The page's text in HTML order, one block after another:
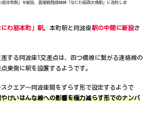
筋本町駅」を新設、長堀鶴見緑地線「なにわ筋西大橋駅」に改称しま
わ筋本町」駅。本町駅と阿波座駅の中間に新設さ
する阿波座1交差点は、四つ橋線に繋がる連絡線の
東側に駅を設置するようです。
クエア～阿波座間をずらす形で設定するようで
けいはんな線への影響を極力減らす形でのナンバ